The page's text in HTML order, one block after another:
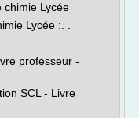
chimie Lycée
Lycée :. .
professeur -
SCL - Livre